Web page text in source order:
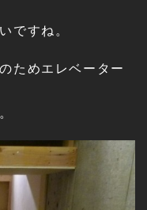
ですね。
ためエレベーター